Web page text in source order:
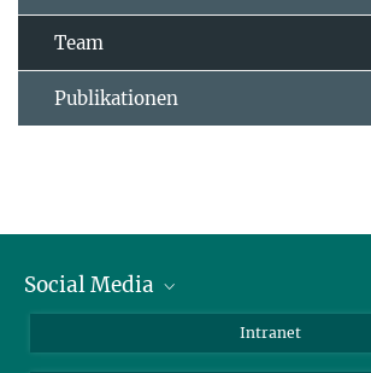
Team
Publikationen
Social Media
LinkedIn
Intranet